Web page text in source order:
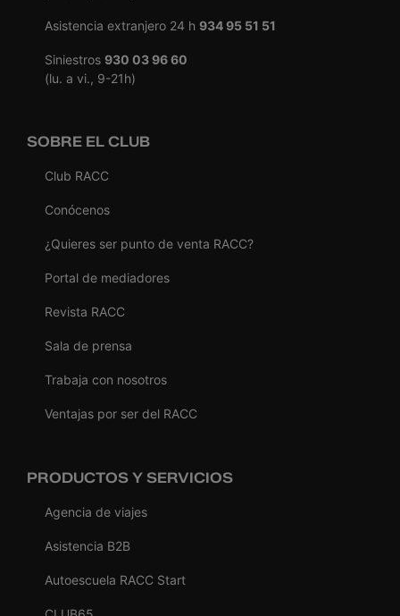
Asistencia extranjero 24 h 934 95 51 51
Siniestros 930 03 96 60
(lu. a vi., 9-21h)
SOBRE EL CLUB
Club RACC
Conócenos
¿Quieres ser punto de venta RACC?
Portal de mediadores
Revista RACC
Sala de prensa
Trabaja con nosotros
Ventajas por ser del RACC
PRODUCTOS Y SERVICIOS
Agencia de viajes
Asistencia B2B
Autoescuela RACC Start